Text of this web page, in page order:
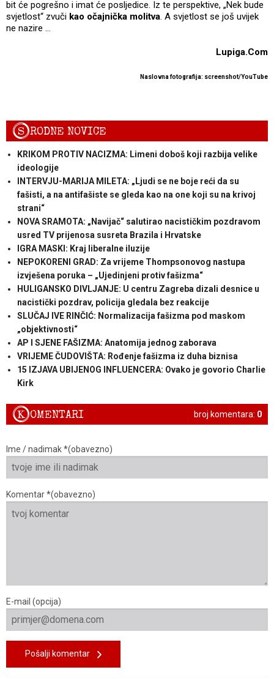
bit će pogrešno i imat će posljedice. Iz te perspektive, „Nek bude
svjetlost“ zvuči kao očajnička molitva. A svjetlost se još uvijek
ne nazire ...
Lupiga.Com
Naslovna fotografija: screenshot/YouTube
SRODNE NOVICE
KRIKOM PROTIV NACIZMA: Limeni doboš koji razbija velike
ideologije
INTERVJU-MARIJA MILETA: „Ljudi se ne boje reći da su
fašisti, a na antifašiste se gleda kao na one koji su na krivoj
strani“
NOVA SRAMOTA: „Navijač“ salutirao nacističkim pozdravom
usred TV prijenosa susreta Brazila i Hrvatske
IGRA MASKI: Kraj liberalne iluzije
NEPOKORENI GRAD: Za vrijeme Thompsonovog nastupa
izvješena poruka – „Ujedinjeni protiv fašizma“
HULIGANSKO DIVLJANJE: U centru Zagreba dizali desnice u
nacistički pozdrav, policija gledala bez reakcije
SLUČAJ IVE RINČIĆ: Normalizacija fašizma pod maskom
„objektivnosti“
AP I SJENE FAŠIZMA: Anatomija jednog zaborava
VRIJEME ČUDOVIŠTA: Rođenje fašizma iz duha biznisa
15 IZJAVA UBIJENOG INFLUENCERA: Ovako je govorio Charlie
Kirk
broj komentara: 0
KOMENTARI
Ime / nadimak *(obavezno)
Komentar *(obavezno)
E-mail (opcija)
Pošalji komentar